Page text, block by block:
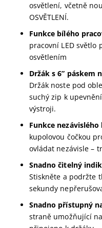
osvětlení, včetně
OSVĚTLENÍ.
Funkce bílého
pracovní LED světlo
osvětlením
Držák s 6” páskem
Držák noste pod
suchý zip k
výstroji.
Funkce
kupolovou čočkou
ovládat nezávisle –
Snadno čitelný
Stiskněte a podržte
sekundy
Snadno přístupný
straně umožňující